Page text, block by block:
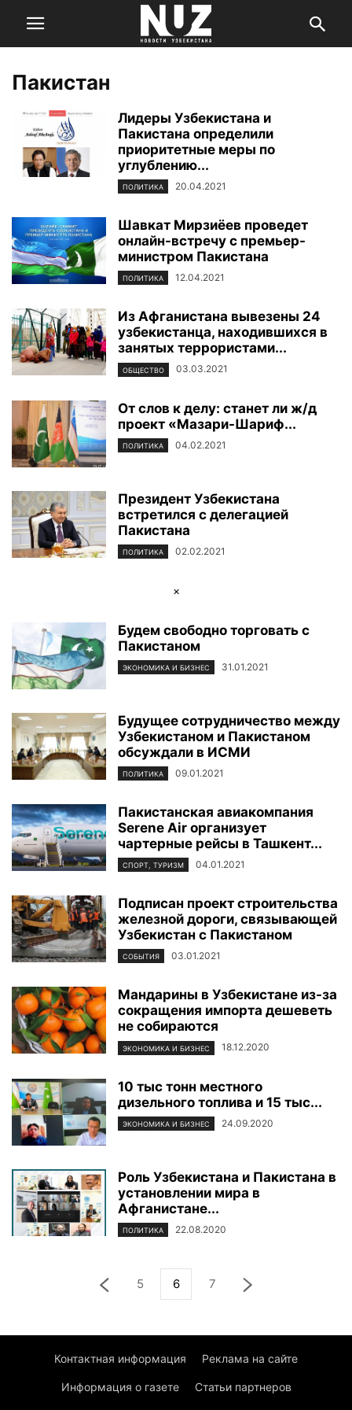
Пакистан
Лидеры Узбекистана и
Пакистана определили
приоритетные меры по
углублению...
ПОЛИТИКА 20.04.2021
Шавкат Мирзиёев проведет
онлайн-встречу с премьер-
министром Пакистана
ПОЛИТИКА 12.04.2021
Из Афганистана вывезены 24
узбекистанца, находившихся в
занятых террористами...
ОБЩЕСТВО 03.03.2021
От слов к делу: станет ли ж/д
проект «Мазари-Шариф...
ПОЛИТИКА 04.02.2021
Президент Узбекистана
встретился с делегацией
Пакистана
ПОЛИТИКА 02.02.2021
×
Будем свободно торговать с
Пакистаном
ЭКОНОМИКА И БИЗНЕС 31.01.2021
Будущее сотрудничество между
Узбекистаном и Пакистаном
обсуждали в ИСМИ
ПОЛИТИКА 09.01.2021
Пакистанская авиакомпания
Serene Air организует
чартерные рейсы в Ташкент...
СПОРТ, ТУРИЗМ 04.01.2021
Подписан проект строительства
железной дороги, связывающей
Узбекистан с Пакистаном
СОБЫТИЯ 03.01.2021
Мандарины в Узбекистане из-за
сокращения импорта дешеветь
не собираются
ЭКОНОМИКА И БИЗНЕС 18.12.2020
10 тыс тонн местного
дизельного топлива и 15 тыс...
ЭКОНОМИКА И БИЗНЕС 24.09.2020
Роль Узбекистана и Пакистана в
установлении мира в
Афганистане...
ПОЛИТИКА 22.08.2020
5 6 7
Контактная информация Реклама на сайте
Информация о газете Статьи партнеров